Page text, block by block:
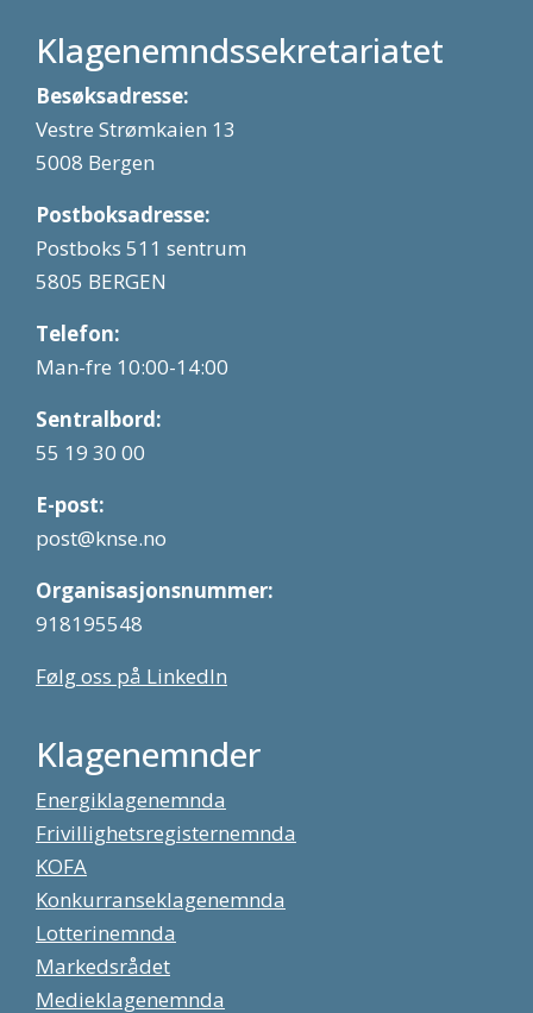
Klagenemndssekretariatet
Besøksadresse:
Vestre Strømkaien 13
5008 Bergen
Postboksadresse:
Postboks 511 sentrum
5805 BERGEN
Telefon:
Man-fre 10:00-14:00
Sentralbord:
55 19 30 00
E-post:
post@knse.no
Organisasjonsnummer:
918195548
Følg oss på LinkedIn
Klagenemnder
Energiklagenemnda
Frivillighetsregisternemnda
KOFA
Konkurranseklagenemnda
Lotterinemnda
Markedsrådet
Medieklagenemnda